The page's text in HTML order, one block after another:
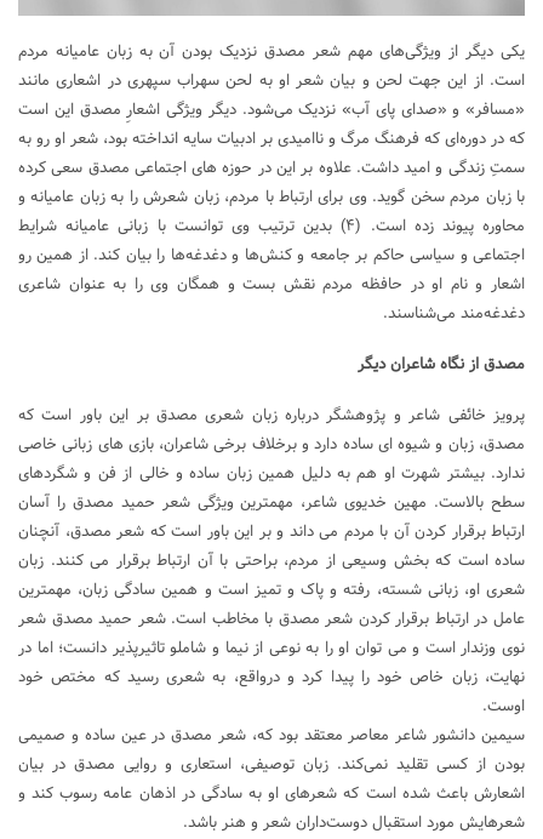
یکی دیگر از ویژگی‌های مهم شعر مصدق نزدیک بودن آن به زبان عامیانه مردم
است. از این جهت لحن و بیان شعر او به لحن سهراب سپهری در اشعاری مانند
«مسافر» و «صدای پای آب» نزدیک می‌شود. دیگر ویژگی اشعارِ مصدق این است
که در دوره‌ای که فرهنگ مرگ و ناامیدی بر ادبیات سایه انداخته بود، شعر او رو به
سمتِ زندگی و امید داشت. علاوه بر این در حوزه ­های اجتماعی مصدق سعی کرده
با زبان مردم سخن گوید. وی برای ارتباط با مردم، زبان شعرش را به زبان عامیانه و
محاوره پیوند زده است. (۴) بدین ترتیب وی توانست با زبانی عامیانه شرایط
اجتماعی و سیاسی حاکم بر جامعه و کنش‌ها و دغدغه‌ها را بیان کند. از همین رو
اشعار و نام او در حافظه مردم نقش ‌بست و همگان وی را به عنوان شاعری
دغدغه‌مند می‌شناسند.
مصدق از نگاه شاعران دیگر
پرویز خائفی شاعر و پژوهشگر درباره زبان شعری مصدق بر این باور است که
مصدق، زبان و شیوه ای ساده‌ دارد و برخلاف برخی شاعران، بازی های زبانی خاصی
ندارد. بیشتر شهرت او هم به دلیل همین زبان ساده و خالی از فن و شگردهای
سطح بالاست. مهین خدیوی شاعر، مهمترین ویژگی شعر حمید مصدق را آسان
ارتباط برقرار کردن آن با مردم می داند و بر این باور است که شعر مصدق، آنچنان
ساده است که بخش وسیعی از مردم، براحتی با آن ارتباط برقرار می کنند. زبان
شعری او، زبانی شسته، رفته و پاک و تمیز است و همین سادگی زبان، مهمترین
عامل در ارتباط برقرار کردن شعر مصدق با مخاطب است. شعر حمید مصدق شعر
نوی وزندار است و می توان او را به نوعی از نیما و شاملو تاثیرپذیر دانست؛ اما در
نهایت، زبان خاص خود را پیدا کرد و درواقع، به شعری رسید که مختص خود
اوست.
سیمین دانشور شاعر معاصر معتقد بود که، شعر مصدق در عین ساده و صمیمی
بودن از کسی تقلید نمی‌کند. زبان توصیفی، استعاری و روایی مصدق در بیان
اشعارش باعث شده است که شعرهای او به سادگی در اذهان عامه رسوب کند و
شعرهایش مورد استقبال دوست‌داران شعر و هنر باشد.